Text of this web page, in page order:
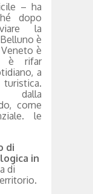
– ha
dopo
la
è
è
è rifar
a
dalla
come
le
di
in
di